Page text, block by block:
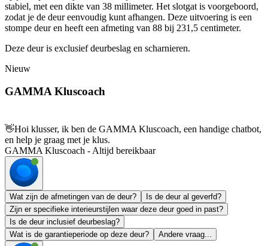
stabiel, met een dikte van 38 millimeter. Het slotgat is voorgeboord,
zodat je de deur eenvoudig kunt afhangen. Deze uitvoering is een
stompe deur en heeft een afmeting van 88 bij 231,5 centimeter.
Deze deur is exclusief deurbeslag en scharnieren.
Nieuw
GAMMA Kluscoach
👋Hoi klusser, ik ben de GAMMA Kluscoach, een handige chatbot,
en help je graag met je klus.
GAMMA Kluscoach - Altijd bereikbaar
Wat zijn de afmetingen van de deur?
Is de deur al geverfd?
Zijn er specifieke interieurstijlen waar deze deur goed in past?
Is de deur inclusief deurbeslag?
Wat is de garantieperiode op deze deur?
Andere vraag...